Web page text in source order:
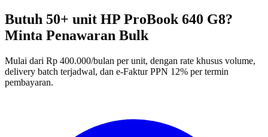
Butuh 50+ unit HP ProBook 640 G8?
Minta Penawaran Bulk
Mulai dari Rp 400.000/bulan per unit, dengan rate khusus volume,
delivery batch terjadwal, dan e-Faktur PPN 12% per termin
pembayaran.